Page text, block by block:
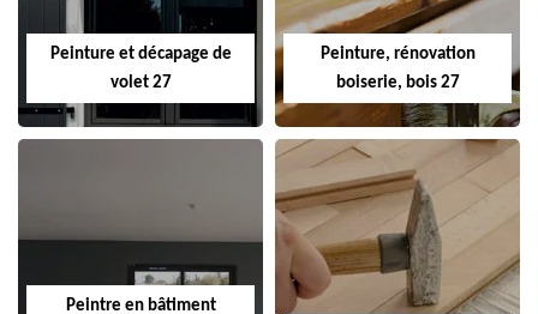
Peinture et décapage de
volet 27
Peinture, rénovation
boiserie, bois 27
Peintre en bâtiment